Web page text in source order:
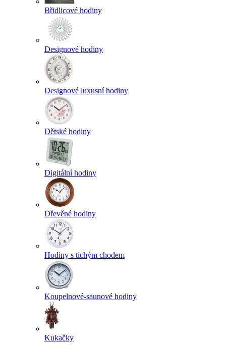
Břidlicové hodiny
Designové hodiny
Designové luxusní hodiny
Dětské hodiny
Digitální hodiny
Dřevěné hodiny
Hodiny s tichým chodem
Koupelnové-saunové hodiny
Kukačky